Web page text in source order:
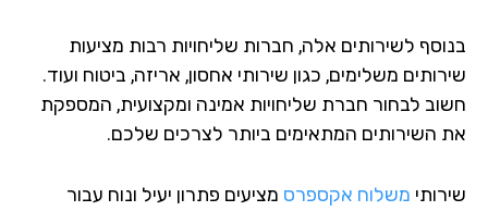
לשירותים אלה, חברות שליחויות רבות מציעות
משלימים, כגון שירותי אחסון, אריזה, ביטוח ועוד.
לבחור חברת שליחויות אמינה ומקצועית, המספקת
השירותים המתאימים ביותר לצרכים שלכם.
משלוח אקספרסמציעים פתרון יעיל ונוח עבור